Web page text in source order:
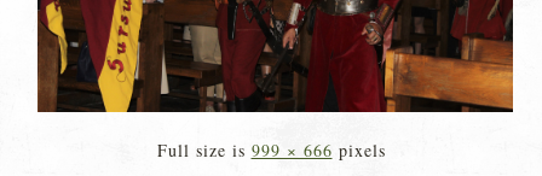
Full size is 999 × 666 pixels